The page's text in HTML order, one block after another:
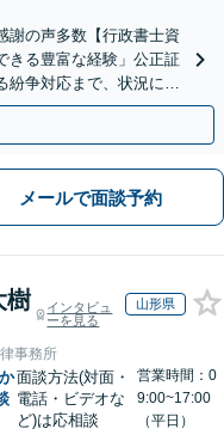
謝の声多数【行政書士資
きる豊富な経験」公正証
紛争対応まで、状況に応
】
メールで面談予約
樹
インタビュ
ーを見る
山形県
事務所
か面談方法(対面・
電話・ビデオな
ど)は応相談
営業時間：0
9:00~17:00
（平日）